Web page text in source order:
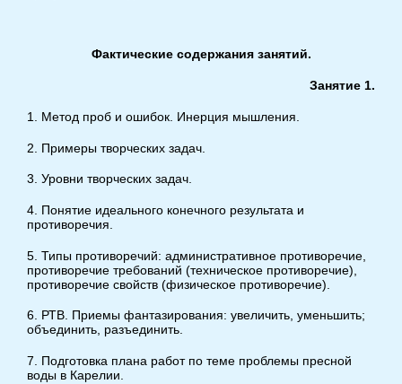
Фактические содержания занятий.
Занятие 1.
1. Метод проб и ошибок. Инерция мышления.
2. Примеры творческих задач.
3. Уровни творческих задач.
4. Понятие идеального конечного результата и
противоречия.
5. Типы противоречий: административное противоречие,
противоречие требований (техническое противоречие),
противоречие свойств (физическое противоречие).
6. РТВ. Приемы фантазирования: увеличить, уменьшить;
объединить, разъединить.
7. Подготовка плана работ по теме проблемы пресной
воды в Карелии.